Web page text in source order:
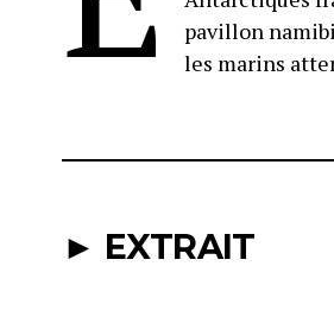
pavillon
les marins
► EXTRAIT